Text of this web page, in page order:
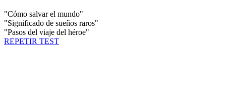
"Cómo salvar el mundo"
"Significado de sueños raros"
"Pasos del viaje del héroe"
REPETIR TEST